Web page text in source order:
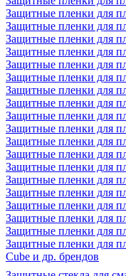
Защитные пленки для
Защитные пленки для
Защитные пленки для
Защитные пленки для
Защитные пленки для
Защитные пленки для
Защитные пленки для
Защитные пленки для
Защитные пленки для
Защитные пленки для
Защитные пленки для
Защитные пленки для
Защитные пленки для
Защитные пленки для
Защитные пленки для
Защитные пленки для
Защитные пленки для
Защитные пленки для
Защитные пленки для
Cube и др. брендов